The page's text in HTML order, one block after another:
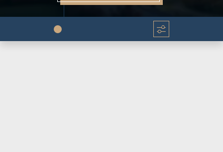
Chargement...